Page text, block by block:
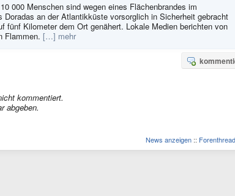
000 Menschen sind wegen eines Flächenbrandes im
Doradas an der Atlantikküste vorsorglich in Sicherheit gebracht
fünf Kilometer dem Ort genähert. Lokale Medien berichten von
Flammen. […] mehr
kommentiert.
abgeben.
News anzeigen ::